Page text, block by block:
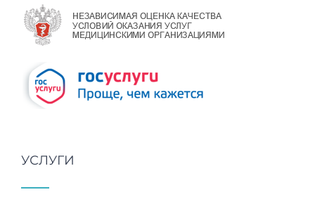
УСЛУГИ